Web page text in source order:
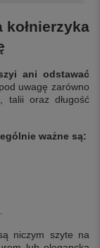
ani odstawać
uwagę zarówno
talii oraz długość
ważne są:
niczym szyte na